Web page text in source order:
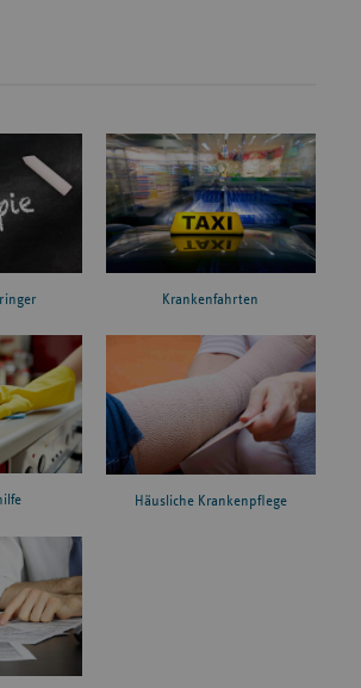
Krankenfahrten
Häusliche Krankenpflege